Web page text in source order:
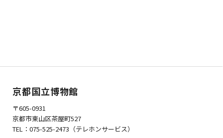
京都国立博物館
〒605-0931
京都市東山区茶屋町527
TEL：075-525-2473（テレホンサービス）